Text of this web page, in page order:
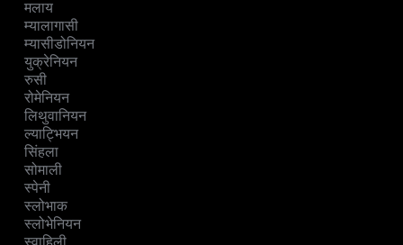
मलाय
म्यालागासी
म्यासीडोनियन
युक्रेनियन
रुसी
रोमेनियन
लिथुवानियन
ल्याट्भियन
सिंहला
सोमाली
स्पेनी
स्लोभाक
स्लोभेनियन